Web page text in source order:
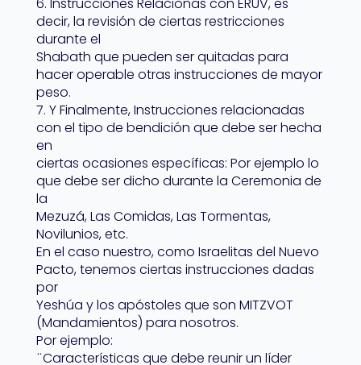
decir, la revisión de ciertas restricciones
durante el
Shabath que pueden ser quitadas para
hacer operable otras instrucciones de mayor
peso.
7. Y Finalmente, Instrucciones relacionadas
con el tipo de bendición que debe ser hecha
en
ciertas ocasiones específicas: Por ejemplo lo
que debe ser dicho durante la Ceremonia de
la
Mezuzá, Las Comidas, Las Tormentas,
Novilunios, etc.
En el caso nuestro, como Israelitas del Nuevo
Pacto, tenemos ciertas instrucciones dadas
por
Yeshúa y los apóstoles que son MITZVOT
(Mandamientos) para nosotros.
Por ejemplo:
̈ Características que debe reunir un líder